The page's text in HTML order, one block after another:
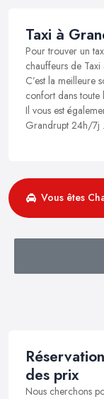
Taxi à
Pour trouver un
chauffeurs de
C’est la meilleure
confort dans
Il vous est
Grandrupt 24h/7j .
Vous êtes
des prix
Nous cherchons